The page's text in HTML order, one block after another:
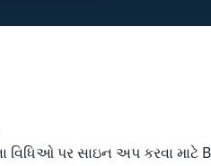
વિધિઓ પર સાઇન અપ કરવા માટે